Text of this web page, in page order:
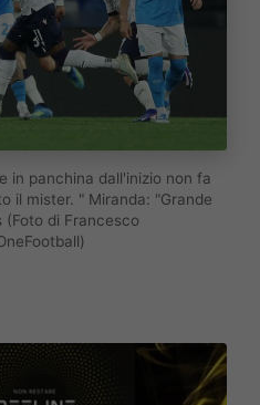
in panchina dall'inizio non fa
il mister. " Miranda: "Grande
(Foto di Francesco